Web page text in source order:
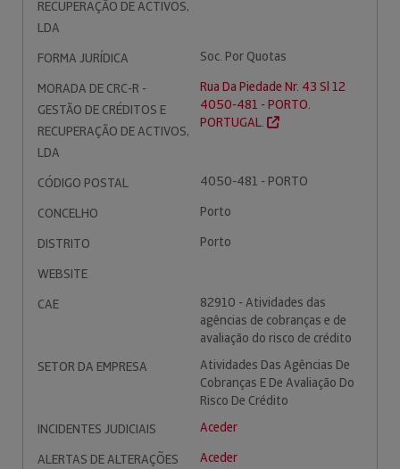
RECUPERAÇÃO DE ACTIVOS,
LDA
FORMA JURÍDICA
Soc. Por Quotas
MORADA DE CRC-R -
GESTÃO DE CRÉDITOS E
RECUPERAÇÃO DE ACTIVOS,
LDA
Rua Da Piedade Nr. 43 Sl 12
4050-481 - PORTO.
PORTUGAL.
CÓDIGO POSTAL
4050-481 - PORTO
CONCELHO
Porto
DISTRITO
Porto
WEBSITE
CAE
82910 - Atividades das
agências de cobranças e de
avaliação do risco de crédito
SETOR DA EMPRESA
Atividades Das Agências De
Cobranças E De Avaliação Do
Risco De Crédito
INCIDENTES JUDICIAIS
Aceder
ALERTAS DE ALTERAÇÕES
Aceder